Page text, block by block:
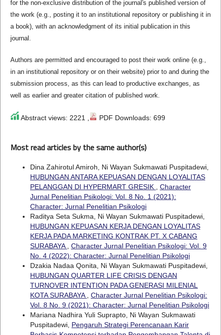
for the non-exclusive distribution of the journal's published version of
the work (e.g., posting it to an institutional repository or publishing it in
a book), with an acknowledgment of its initial publication in this
journal.
Authors are permitted and encouraged to post their work online (e.g.,
in an institutional repository or on their website) prior to and during the
submission process, as this can lead to productive exchanges, as
well as earlier and greater citation of published work.
Abstract views: 2221 , PDF Downloads: 699
Most read articles by the same author(s)
Dina Zahirotul Amiroh, Ni Wayan Sukmawati Puspitadewi,
HUBUNGAN ANTARA KEPUASAN DENGAN LOYALITAS
PELANGGAN DI HYPERMART GRESIK
Character
Jurnal Penelitian Psikologi: Vol. 8 No. 1 (2021):
Character: Jurnal Penelitian Psikologi
Raditya Seta Sukma, Ni Wayan Sukmawati Puspitadewi,
HUBUNGAN KEPUASAN KERJA DENGAN LOYALITAS
KERJA PADA MARKETING KONTRAK PT. X CABANG
SURABAYA
Character Jurnal Penelitian Psikologi: Vol. 9
No. 4 (2022): Character: Jurnal Penelitian Psikologi
Dzakia Nadaa Qonita, Ni Wayan Sukmawati Puspitadewi,
HUBUNGAN QUARTER LIFE CRISIS DENGAN
TURNOVER INTENTION PADA GENERASI MILENIAL
KOTA SURABAYA
Character Jurnal Penelitian Psikologi:
Vol. 8 No. 9 (2021): Character: Jurnal Penelitian Psikologi
Mariana Nadhira Yuli Suprapto, Ni Wayan Sukmawati
Puspitadewi, Pengaruh Strategi Perencanaan Karir